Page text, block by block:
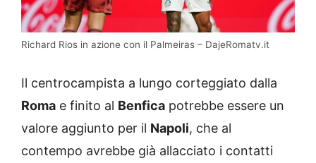
Richard Rios in azione con il Palmeiras – DajeRomatv.it
Il centrocampista a lungo corteggiato dalla
Roma e finito al Benfica potrebbe essere un
valore aggiunto per il Napoli, che al
contempo avrebbe già allacciato i contatti